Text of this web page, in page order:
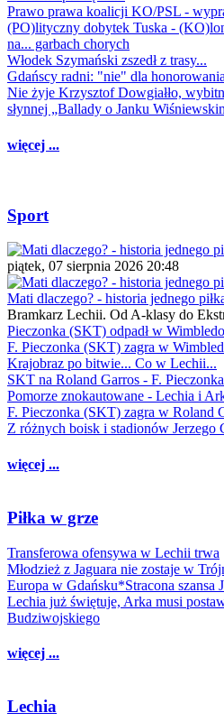
Prawo prawa koalicji KO/PSL -
(PO)lityczny dobytek Tuska -
na... garbach chorych
Włodek Szymański zszedł z trasy...
Gdańscy radni: "nie" dla
Nie żyje Krzysztof Dowgiałło,
słynnej „Ballady o Janku
więcej ...
Sport
piątek, 07 sierpnia 2026 20:48
Mati dlaczego? - historia jednego
Bramkarz Lechii. Od A-klasy do
Pieczonka (SKT) odpadł w
F. Pieczonka (SKT) zagra w
Krajobraz po bitwie... Co w Lechii...
SKT na Roland Garros - F.
Pomorze znokautowane - Lechia i
F. Pieczonka (SKT) zagra w Roland
Z różnych boisk i stadionów Jerzego
więcej ...
Piłka w grze
Transferowa ofensywa w Lechii trwa
Młodzież z Jaguara nie zostaje w
Europa w Gdańsku*Stracona szansa
Lechia już świętuje, Arka musi
Budziwojskiego
więcej ...
Lechia